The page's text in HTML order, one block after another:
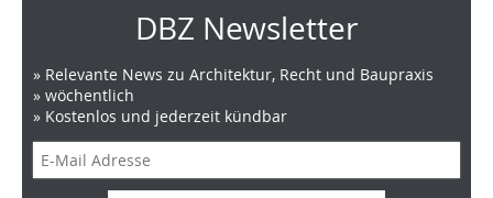
DBZ Newsletter
» Relevante News zu Architektur, Recht und Baupraxis
» wöchentlich
» Kostenlos und jederzeit kündbar